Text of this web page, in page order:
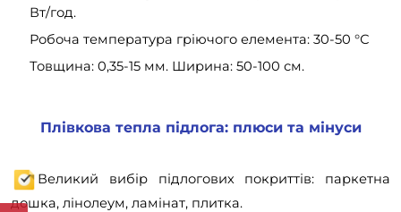
Вт/год.
Робоча температура гріючого елемента: 30-50 °С
Товщина: 0,35-15 мм. Ширина: 50-100 см.
Плівкова тепла підлога: плюси та мінуси
Великий вибір підлогових покриттів: паркетна
дошка, лінолеум, ламінат, плитка.